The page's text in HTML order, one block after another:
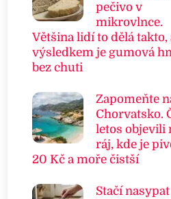
pečivo v
mikrovlnce.
Většina lidí to dělá takto,
výsledkem je gumová
bez chuti
Zapomeňte
Chorvatsko.
letos objevili
ráj, kde je
20 Kč a moře čistší
Stačí nasypat